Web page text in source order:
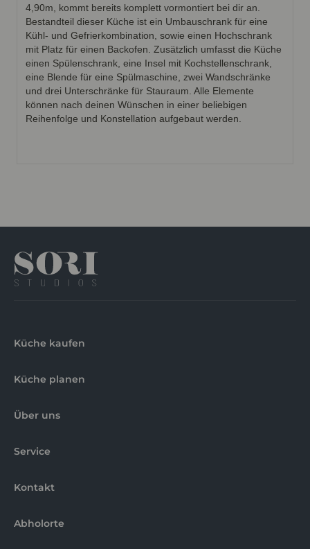
4,90m, kommt bereits komplett vormontiert bei dir an.
Bestandteil dieser Küche ist ein Umbauschrank für eine
Kühl- und Gefrierkombination, sowie einen Hochschrank
mit Platz für einen Backofen. Zusätzlich umfasst die Küche
einen Spülenschrank, eine Insel mit Kochstellenschrank,
eine Blende für eine Spülmaschine, zwei Wandschränke
und drei Unterschränke für Stauraum. Alle Elemente
können nach deinen Wünschen in einer beliebigen
Reihenfolge und Konstellation aufgebaut werden.
Küche kaufen
Küche planen
Über uns
Service
Kontakt
Abholorte